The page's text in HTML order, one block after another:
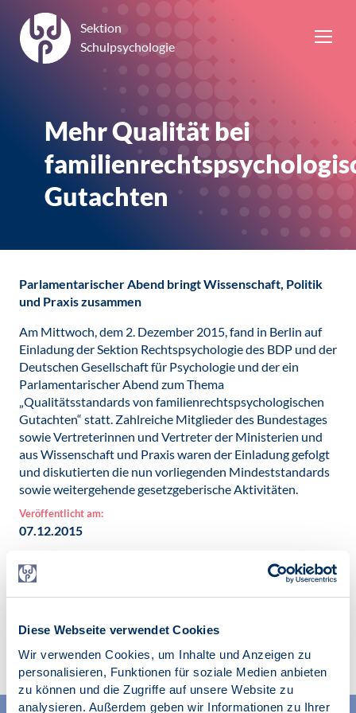
Diese Webseite verwendet Cookies
Wir verwenden Cookies, um Inhalte und Anzeigen zu
personalisieren, Funktionen für soziale Medien anbieten
zu können und die Zugriffe auf unsere Website zu
analysieren. Außerdem geben wir Informationen zu Ihrer
Sektion
Schulpsychologie
Mehr Qualität bei
Gutachten
Parlamentarischer Abend bringt Wissenschaft, Politik
und Praxis zusammen
Am Mittwoch, dem 2. Dezember 2015, fand in Berlin auf
Einladung der Sektion Rechtspsychologie des BDP und der
Deutschen Gesellschaft für Psychologie und der ein
Parlamentarischer Abend zum Thema
„Qualitätsstandards von familienrechtspsychologischen
Gutachten“ statt. Zahlreiche Mitglieder des Bundestages
sowie Vertreterinnen und Vertreter der Ministerien und
aus Wissenschaft und Praxis waren der Einladung gefolgt
und diskutierten die nun vorliegenden Mindeststandards
sowie weitergehende gesetzgeberische Aktivitäten.
Veröffentlicht am:
07.12.2015
Zur Übersicht